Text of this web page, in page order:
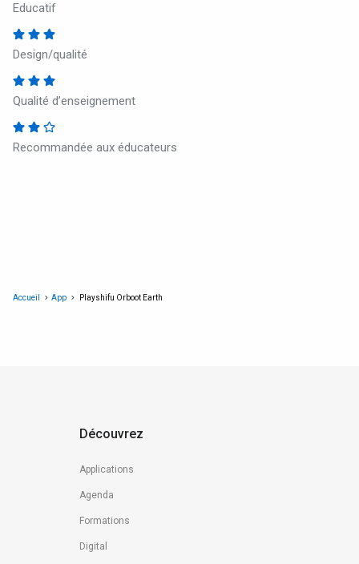
Educatif
Design/qualité
Qualité d’enseignement
Recommandée aux éducateurs
Accueil App Playshifu Orboot Earth
Découvrez
Applications
Agenda
Formations
Digital